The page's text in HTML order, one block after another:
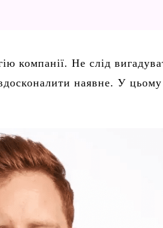
компанії. Не слід
наявне. У цьому